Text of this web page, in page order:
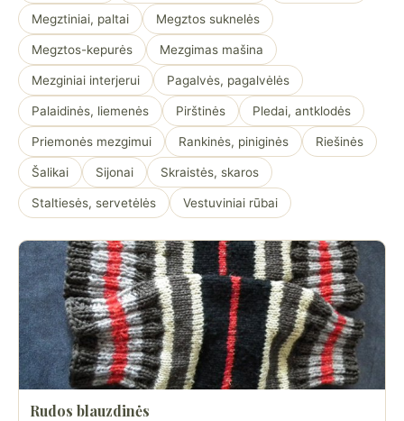
Megztiniai, paltai Megztos suknelės
Megztos-kepurės Mezgimas mašina
Mezginiai interjerui Pagalvės, pagalvėlės
Palaidinės, liemenės Pirštinės Pledai, antklodės
Priemonės mezgimui Rankinės, piniginės Riešinės
Šalikai Sijonai Skraistės, skaros
Staltiesės, servetėlės Vestuviniai rūbai
Rudos blauzdinės